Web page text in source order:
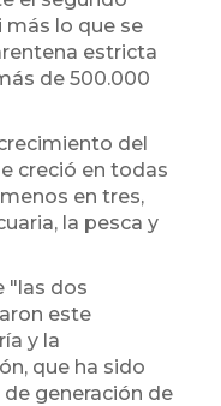
lo que se
estricta
de 500.000
del
creció en todas
en tres,
la pesca y
"las dos
este
y la
que ha sido
generación de